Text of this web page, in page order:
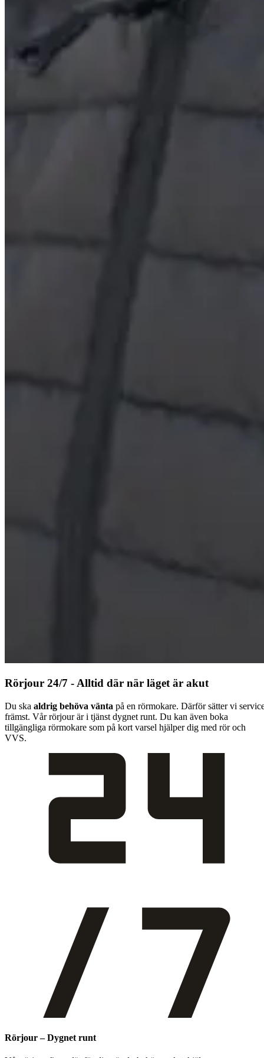
Rörjour 24/7 - Alltid där när läget är akut
Du ska aldrig behöva vänta på en rörmokare. Därför sätter vi
främst. Vår rörjour är i tjänst dygnet runt. Du kan även boka
tillgängliga rörmokare som på kort varsel hjälper dig med rör och
VVS.
Rörjour – Dygnet runt